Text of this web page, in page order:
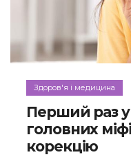
Здоров'я і медицина
Перший раз у
головних
корекцію